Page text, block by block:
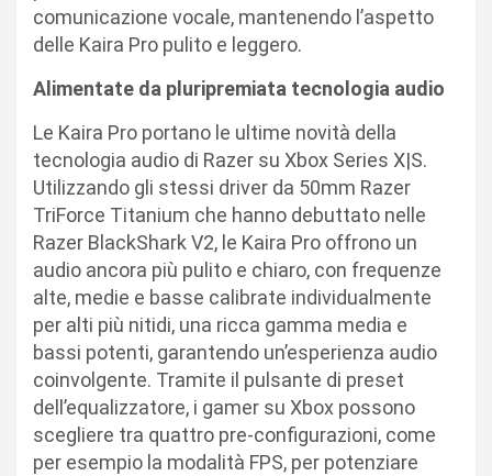
comunicazione vocale, mantenendo l’aspetto
delle Kaira Pro pulito e leggero.
Alimentate da pluripremiata tecnologia audio
Le Kaira Pro portano le ultime novità della
tecnologia audio di Razer su Xbox Series X|S.
Utilizzando gli stessi driver da 50mm Razer
TriForce Titanium che hanno debuttato nelle
Razer BlackShark V2, le Kaira Pro offrono un
audio ancora più pulito e chiaro, con frequenze
alte, medie e basse calibrate individualmente
per alti più nitidi, una ricca gamma media e
bassi potenti, garantendo un’esperienza audio
coinvolgente. Tramite il pulsante di preset
dell’equalizzatore, i gamer su Xbox possono
scegliere tra quattro pre-configurazioni, come
per esempio la modalità FPS, per potenziare